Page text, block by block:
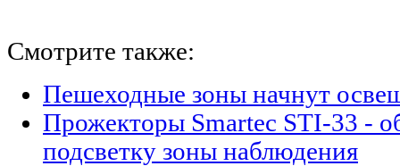
Смотрите также:
Пешеходные зоны начнут
Прожекторы Smartec STI-33 -
подсветку зоны наблюдения